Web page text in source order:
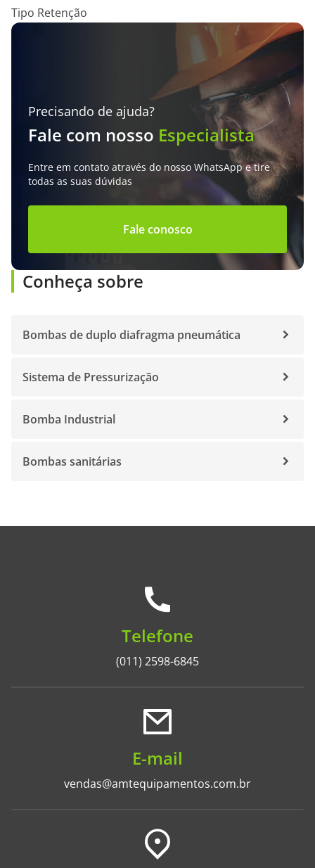
Tipo Retenção
Precisando de ajuda?
Fale com nosso Especialista
Entre em contato através do nosso WhatsApp e tire
todas as suas dúvidas
Fale conosco
Conheça sobre
Bombas de duplo diafragma pneumática
Sistema de Pressurização
Bomba Industrial
Bombas sanitárias
Telefone
(011) 2598-6845
E-mail
vendas@amtequipamentos.com.br